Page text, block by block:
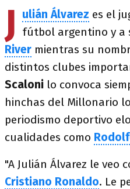
J ulián Álvarez es el
fútbol argentino y a
River mientras su
distintos clubes
Scaloni lo convoca
hinchas del Millonario
periodismo deportivo
cualidades como
"A Julián Álvarez le veo
Cristiano Ronaldo. Le